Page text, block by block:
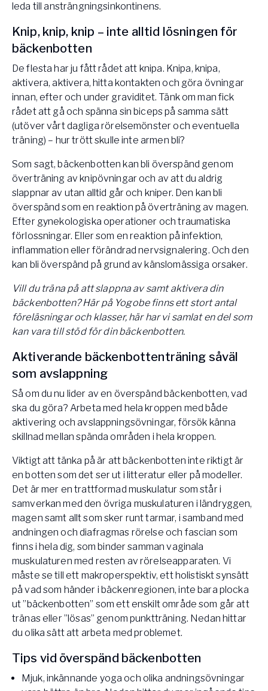
leda till ansträngningsinkontinens.
Knip, knip, knip – inte alltid lösningen för
bäckenbotten
De flesta har ju fått rådet att knipa. Knipa, knipa,
aktivera, aktivera, hitta kontakten och göra övningar
innan, efter och under graviditet. Tänk om man fick
rådet att gå och spänna sin biceps på samma sätt
(utöver vårt dagliga rörelsemönster och eventuella
träning) – hur trött skulle inte armen bli?
Som sagt, bäckenbotten kan bli överspänd genom
överträning av knipövningar och av att du aldrig
slappnar av utan alltid går och kniper. Den kan bli
överspänd som en reaktion på överträning av magen.
Efter gynekologiska operationer och traumatiska
förlossningar. Eller som en reaktion på infektion,
inflammation eller förändrad nervsignalering. Och den
kan bli överspänd på grund av känslomässiga orsaker.
Vill du träna på att slappna av samt aktivera din
bäckenbotten? Här på Yogobe finns ett stort antal
föreläsningar och klasser, här har vi samlat en del som
kan vara till stöd för din bäckenbotten.
Aktiverande bäckenbottenträning såväl
som avslappning
Så om du nu lider av en överspänd bäckenbotten, vad
ska du göra? Arbeta med hela kroppen med både
aktivering och avslappningsövningar, försök känna
skillnad mellan spända områden i hela kroppen.
Viktigt att tänka på är att bäckenbotten inte riktigt är
en botten som det ser ut i litteratur eller på modeller.
Det är mer en trattformad muskulatur som står i
samverkan med den övriga muskulaturen i ländryggen,
magen samt allt som sker runt tarmar, i samband med
andningen och diafragmas rörelse och fascian som
finns i hela dig, som binder samman vaginala
muskulaturen med resten av rörelseapparaten. Vi
måste se till ett makroperspektiv, ett holistiskt synsätt
på vad som händer i bäckenregionen, inte bara plocka
ut ”bäckenbotten” som ett enskilt område som går att
tränas eller ”lösas” genom punktträning. Nedan hittar
du olika sätt att arbeta med problemet.
Tips vid överspänd bäckenbotten
Mjuk, inkännande yoga och olika andningsövningar